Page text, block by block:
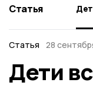
Статья
Статья 28
Дети